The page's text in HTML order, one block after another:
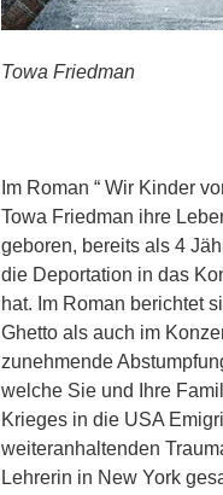
Towa Friedman
Im Roman “ Wir Kinder
Towa Friedman ihre
geboren, bereits als 4
die Deportation in das
hat. Im Roman berichtet
Ghetto als auch im
zunehmende
welche Sie und Ihre
Krieges in die USA
weiteranhaltenden
Lehrerin in New York